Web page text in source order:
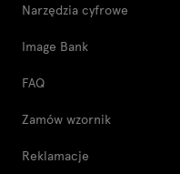
Narzędzia cyfrowe
Image Bank
FAQ
Zamów wzornik
Reklamacje